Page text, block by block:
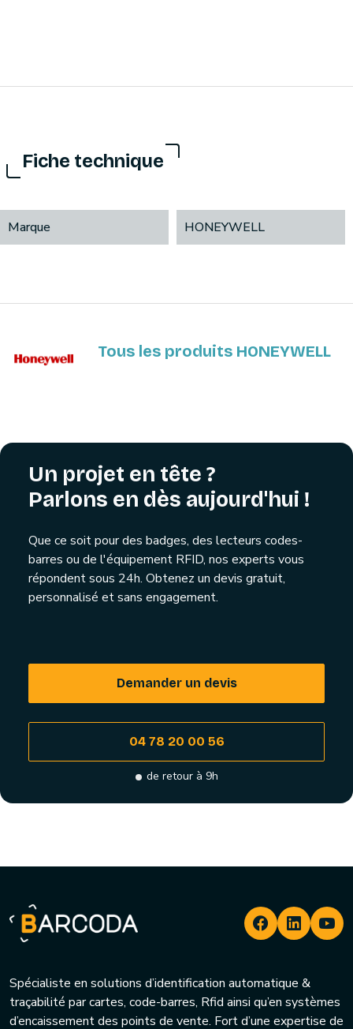
Fiche technique
Marque HONEYWELL
Tous les produits HONEYWELL
Un projet en tête ?
Parlons en dès aujourd'hui !
Que ce soit pour des badges, des lecteurs codes-
barres ou de l'équipement RFID, nos experts vous
répondent sous 24h. Obtenez un devis gratuit,
personnalisé et sans engagement.
Demander un devis
04 78 20 00 56
de retour à 9h
Spécialiste en solutions d’identification automatique &
traçabilité par cartes, code-barres, Rfid ainsi qu’en systèmes
d’encaissement des points de vente. Fort d’une expertise de